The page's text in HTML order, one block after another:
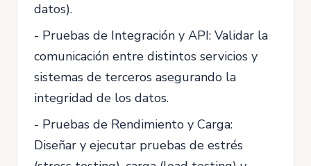
datos).
- Pruebas de Integración y API: Validar la
comunicación entre distintos servicios y
sistemas de terceros asegurando la
integridad de los datos.
- Pruebas de Rendimiento y Carga:
Diseñar y ejecutar pruebas de estrés